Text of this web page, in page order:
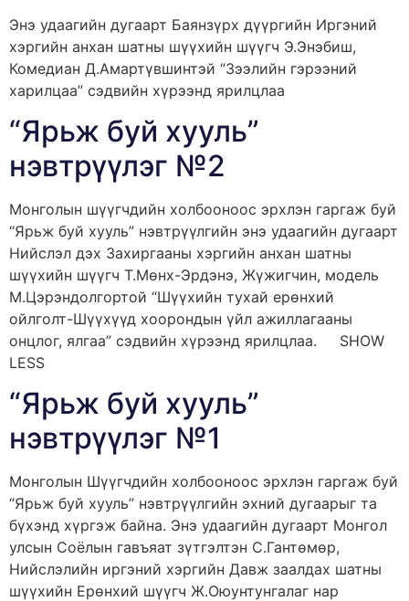
Энэ удаагийн дугаарт Баянзүрх дүүргийн Иргэний
хэргийн анхан шатны шүүхийн шүүгч Э.Энэбиш,
Комедиан Д.Амартүвшинтэй “Зээлийн гэрээний
харилцаа” сэдвийн хүрээнд ярилцлаа
“Ярьж буй хууль”
нэвтрүүлэг №2
Монголын шүүгчдийн холбооноос эрхлэн гаргаж буй
“Ярьж буй хууль” нэвтрүүлгийн энэ удаагийн дугаарт
Нийслэл дэх Захиргааны хэргийн анхан шатны
шүүхийн шүүгч Т.Мөнх-Эрдэнэ, Жүжигчин, модель
М.Цэрэндолгортой “Шүүхийн тухай ерөнхий
ойлголт-Шүүхүүд хоорондын үйл ажиллагааны
онцлог, ялгаа” сэдвийн хүрээнд ярилцлаа. SHOW
LESS
“Ярьж буй хууль”
нэвтрүүлэг №1
Монголын Шүүгчдийн холбооноос эрхлэн гаргаж буй
“Ярьж буй хууль” нэвтрүүлгийн эхний дугаарыг та
бүхэнд хүргэж байна. Энэ удаагийн дугаарт Монгол
улсын Соёлын гавъяат зүтгэлтэн С.Гантөмөр,
Нийслэлийн иргэний хэргийн Давж заалдах шатны
шүүхийн Ерөнхий шүүгч Ж.Оюунтунгалаг нар